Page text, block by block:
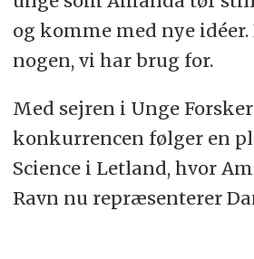
og komme med nye idéer.
nogen, vi har brug for.
Med sejren i Unge
konkurrencen følger en
Science i Letland, hvor
Ravn nu repræsenterer